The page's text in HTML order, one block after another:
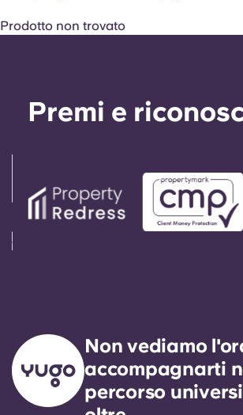
Chi siamo
Altro
Accedi
Prodotto non trovato
Premi e
Non vediamo
accompagnarti
percorso